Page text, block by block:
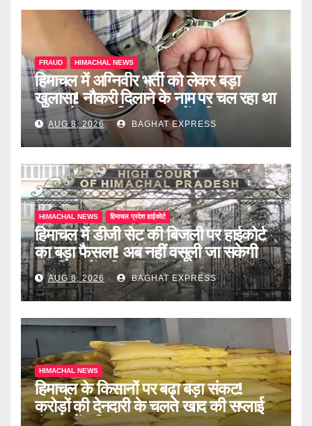
FRAUD HIMACHAL NEWS
हिमाचल में अग्निवीर भर्ती को लेकर बड़ा
खुलासा! नौकरी दिलाने के नाम पर चल रहा था
खेल, दो दलाल गिरफ्तार, जानें पूरी खबर
AUG 8, 2026 BAGHAT EXPRESS
HIMACHAL NEWS हिमाचल प्रदेश हाईकोर्ट
हिमाचल में डीजी सेट की बिजली पर हाईकोर्ट
का बड़ा फैसला! अब नहीं वसूली जा सकेगी
ड्यूटी, जानें पूरी खबर
AUG 8, 2026 BAGHAT EXPRESS
HIMACHAL NEWS
हिमाचल के किसानों पर बढ़ा बड़ा संकट!
करोड़ों की देनदारी के चलते खाद की सप्लाई